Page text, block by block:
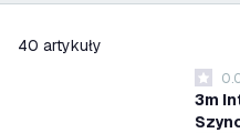
40 artykuły
3m
0
filtruj